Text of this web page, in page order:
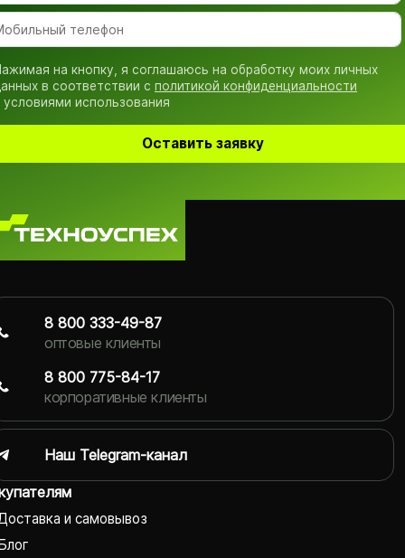
на кнопку, я соглашаюсь на обработку моих личных
в соответствии с политикой конфиденциальности
условиями использования
Оставить заявку
и самовывоз
8 800 333-49-87
оптовые клиенты
8 800 775-84-17
корпоративные клиенты
Наш Telegram-канал